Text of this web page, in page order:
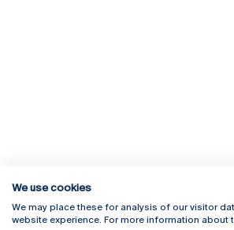
Rua Diogo Botelho
4169-005 Porto
We use cookies
We may place these for analysis of our visitor
website experience. For more information about